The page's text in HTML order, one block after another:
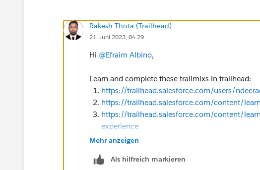
Rakesh Thota (Trailhead)
21. Juni 2023, 04:29
Hi @Efraim Albino,
Learn and complete these trailmixs in trailhead:
https://trailhead.salesforce.com/users/
https://trailhead.salesforce.com/content/
https://trailhead.salesforce.com/content/
experience
Mehr anzeigen
Als hilfreich markieren